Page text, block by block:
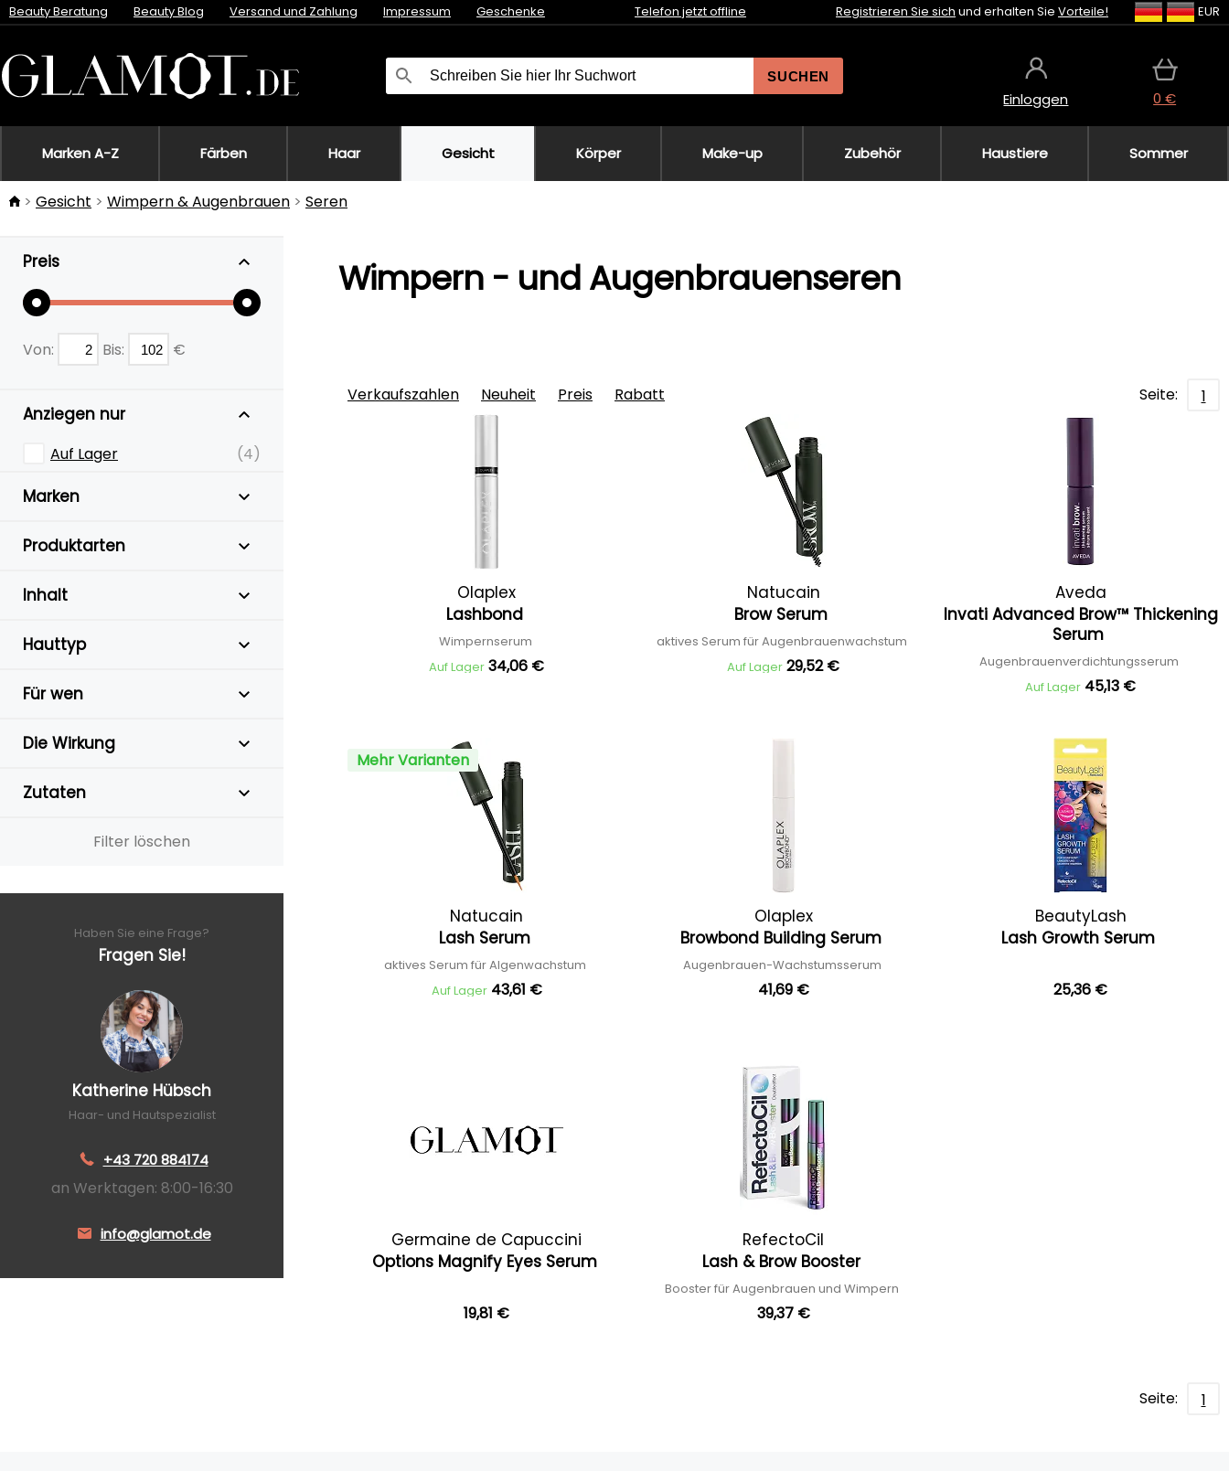
Beauty Beratung Beauty Blog Versand und Zahlung Impressum Geschenke Telefon jetzt offline Registrieren Sie sich und erhalten Sie Vorteile! EUR
SUCHEN
Einloggen 0 €
Marken A-Z Färben Haar Gesicht Körper Make-up Zubehör Haustiere Sommer
Gesicht Wimpern & Augenbrauen Seren
Preis
Von: Bis: €
Anziegen nur
Auf Lager (4)
Marken
Produktarten
Inhalt
Hauttyp
Für wen
Die Wirkung
Zutaten
Filter löschen
Haben Sie eine Frage?
Fragen Sie!
Katherine Hübsch
Haar- und Hautspezialist
+43 720 884174
an Werktagen: 8:00-16:30
info@glamot.de
Wimpern - und Augenbrauenseren
Verkaufszahlen Neuheit Preis Rabatt Seite: 1
Olaplex
Lashbond
Wimpernserum
Auf Lager 34,06 €
Natucain
Brow Serum
aktives Serum für Augenbrauenwachstum
Auf Lager 29,52 €
Aveda
Invati Advanced Brow™ Thickening
Serum
Augenbrauenverdichtungsserum
Auf Lager 45,13 €
Mehr Varianten
Natucain
Lash Serum
aktives Serum für Algenwachstum
Auf Lager 43,61 €
Olaplex
Browbond Building Serum
Augenbrauen-Wachstumsserum
41,69 €
BeautyLash
Lash Growth Serum
25,36 €
Germaine de Capuccini
Options Magnify Eyes Serum
19,81 €
RefectoCil
Lash & Brow Booster
Booster für Augenbrauen und Wimpern
39,37 €
Seite: 1